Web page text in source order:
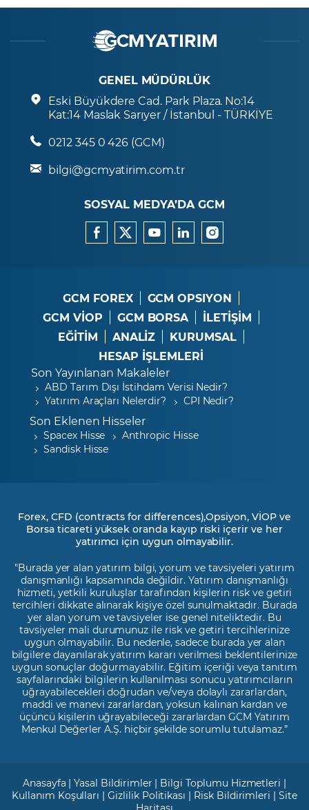
GENEL MÜDÜRLÜK
Eski Büyükdere Cad. Park Plaza. No:14
Kat:14 Maslak Sarıyer / İstanbul - TÜRKİYE
0212 345 0 426 (GCM)
bilgi@gcmyatirim.com.tr
SOSYAL MEDYA’DA GCM
GCM FOREX
GCM OPSIYON
GCM VİOP
GCM BORSA
İLETİŞİM
EĞİTİM
ANALİZ
KURUMSAL
HESAP İŞLEMLERİ
Son Yayınlanan Makaleler
ABD Tarım Dışı İstihdam Verisi Nedir?
Yatırım Araçları Nelerdir?
CPI Nedir?
Son Eklenen Hisseler
Spacex Hisse
Anthropic Hisse
Sandisk Hisse
Forex, CFD (contracts for differences),Opsiyon, VİOP ve
Borsa ticareti yüksek oranda kayıp riski içerir ve her
yatırımcı için uygun olmayabilir.
"Burada yer alan yatırım bilgi, yorum ve tavsiyeleri yatırım
danışmanlığı kapsamında değildir. Yatırım danışmanlığı
hizmeti, yetkili kuruluşlar tarafından kişilerin risk ve getiri
tercihleri dikkate alınarak kişiye özel sunulmaktadır. Burada
yer alan yorum ve tavsiyeler ise genel niteliktedir. Bu
tavsiyeler mali durumunuz ile risk ve getiri tercihlerinize
uygun olmayabilir. Bu nedenle, sadece burada yer alan
bilgilere dayanılarak yatırım kararı verilmesi beklentilerinize
uygun sonuçlar doğurmayabilir. Eğitim içeriği veya tanıtım
sayfalarındaki bilgilerin kullanılması sonucu yatırımcıların
uğrayabilecekleri doğrudan ve/veya dolaylı zararlardan,
maddi ve manevi zararlardan, yoksun kalınan kardan ve
üçüncü kişilerin uğrayabileceği zararlardan GCM Yatırım
Menkul Değerler A.Ş. hiçbir şekilde sorumlu tutulamaz.”
Anasayfa |Yasal Bildirimler | Bilgi Toplumu Hizmetleri |
Kullanım Koşulları |Gizlilik Politikası | Risk Bildirimleri |Site